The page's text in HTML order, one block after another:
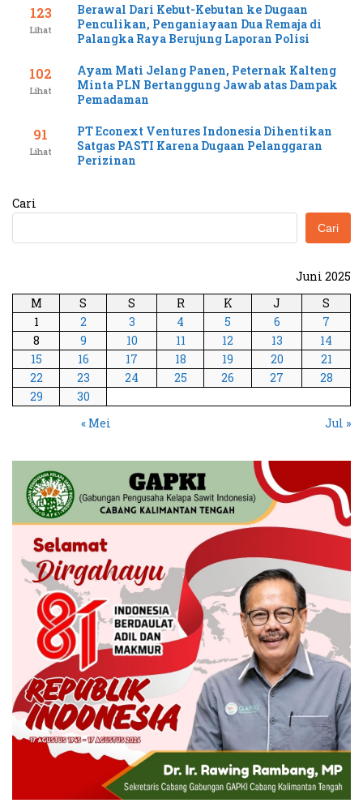
123
Lihat
Berawal Dari Kebut-Kebutan ke Dugaan
Penculikan, Penganiayaan Dua Remaja di
Palangka Raya Berujung Laporan Polisi
102
Lihat
Ayam Mati Jelang Panen, Peternak Kalteng
Minta PLN Bertanggung Jawab atas Dampak
Pemadaman
91
Lihat
PT Econext Ventures Indonesia Dihentikan
Satgas PASTI Karena Dugaan Pelanggaran
Perizinan
Cari
Cari
Juni 2025
M
S S R K J
S
1
2 3 4 5 6
7
8
9 10 11 12 13
14
15
16 17 18 19 20
21
22
23 24 25 26 27
28
29
30
« Mei
Jul »